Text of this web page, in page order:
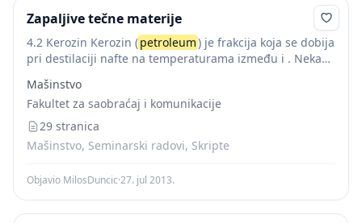
Zapaljive tečne materije
4.2 Kerozin Kerozin (petroleum) je frakcija koja se dobija
pri destilaciji nafte na temperaturama između i . Nekada
elektrifikacije, potreba za...
Mašinstvo
Fakultet za saobraćaj i komunikacije
29 stranica
Mašinstvo, Seminarski radovi, Skripte
Objavio MilosDuncic·27. jul 2013.